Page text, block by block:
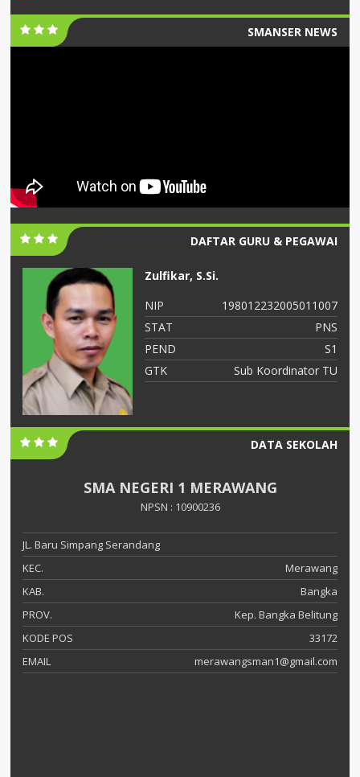
SMANSER NEWS
DAFTAR GURU & PEGAWAI
Zulfikar, S.Si.
NIP
198012232005011007
STAT
PNS
PEND
S1
GTK
Sub Koordinator TU
DATA SEKOLAH
SMA NEGERI 1 MERAWANG
NPSN : 10900236
JL. Baru Simpang Serandang
KEC.
Merawang
KAB.
Bangka
PROV.
Kep. Bangka Belitung
KODE POS
33172
EMAIL
merawangsman1@gmail.com